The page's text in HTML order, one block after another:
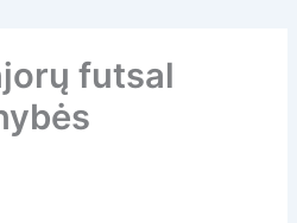
futsal